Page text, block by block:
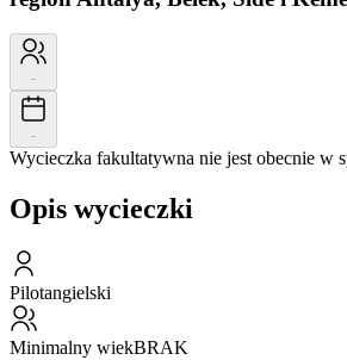
-
-
Wycieczka fakultatywna nie jest obecnie w
Opis wycieczki
Pilotangielski
Minimalny wiekBRAK